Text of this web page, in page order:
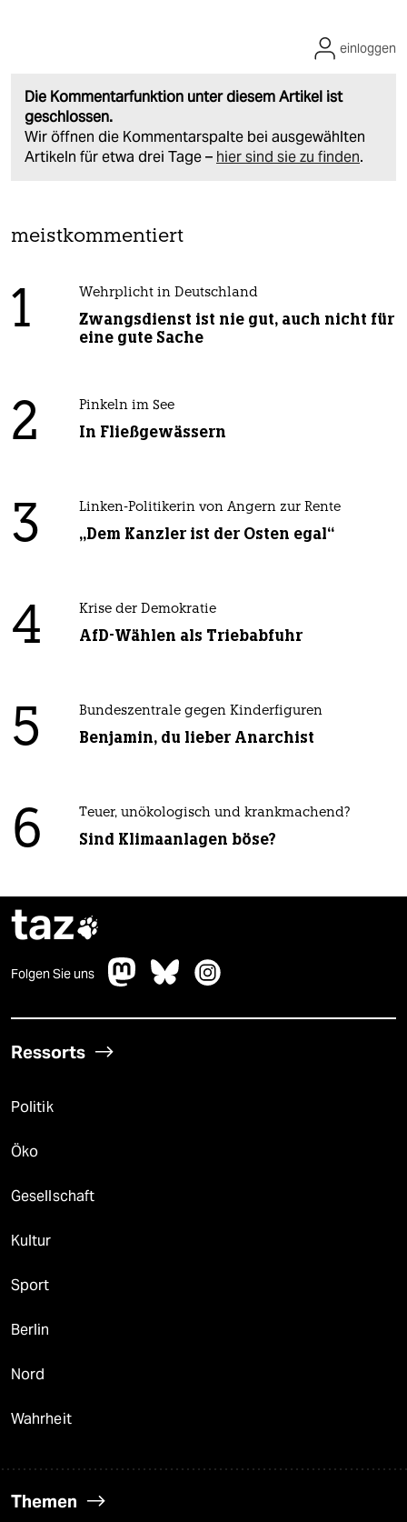
Die Kommentarfunktion unter diesem Artikel ist
geschlossen.
Wir öffnen die Kommentarspalte bei ausgewählten
Artikeln für etwa drei Tage – hier sind sie zu finden.
einloggen
meistkommentiert
1 Wehrplicht in Deutschland
Zwangsdienst ist nie gut, auch nicht für
eine gute Sache
2 Pinkeln im See
In Fließgewässern
3 Linken-Politikerin von Angern zur Rente
„Dem Kanzler ist der Osten egal“
4 Krise der Demokratie
AfD-Wählen als Triebabfuhr
5 Bundeszentrale gegen Kinderfiguren
Benjamin, du lieber Anarchist
6 Teuer, unökologisch und krankmachend?
Sind Klimaanlagen böse?
taz
Folgen Sie uns
Ressorts
Politik
Öko
Gesellschaft
Kultur
Sport
Berlin
Nord
Wahrheit
Themen